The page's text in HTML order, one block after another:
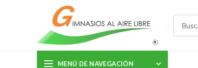
MENÚ DE NAVEGACIÓN